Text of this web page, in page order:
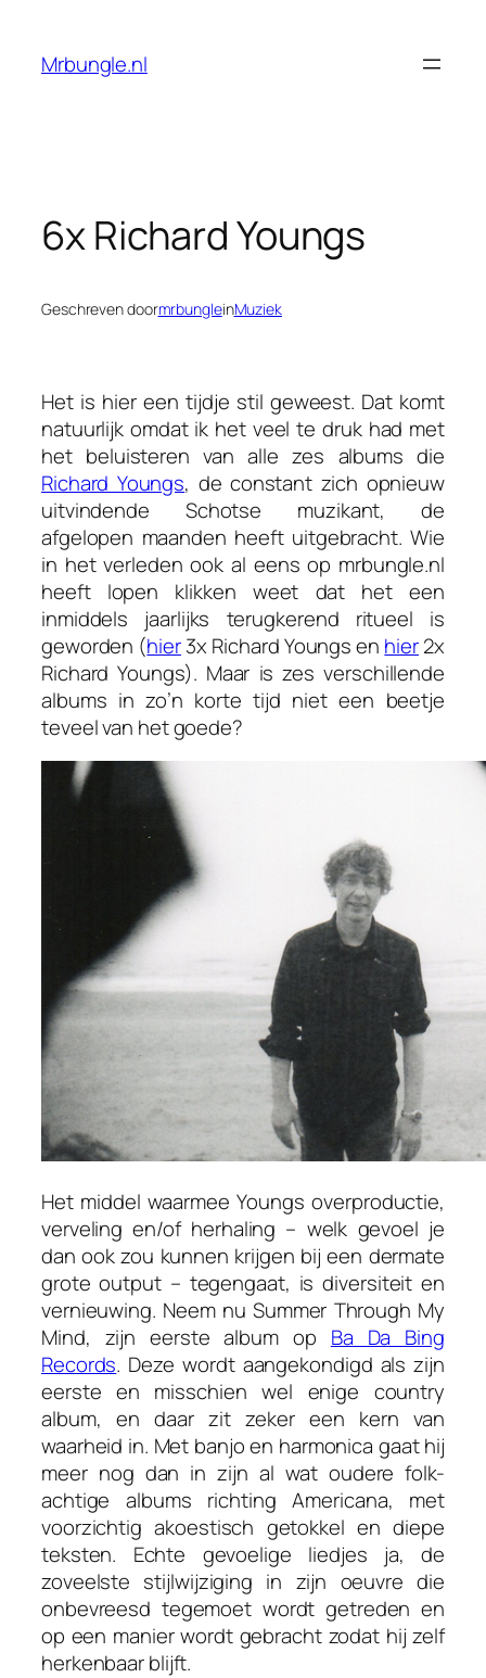
Mrbungle.nl
6x Richard Youngs
Geschreven doormrbungleinMuziek
Het is hier een tijdje stil geweest. Dat komt
natuurlijk omdat ik het veel te druk had met
het beluisteren van alle zes albums die
Richard Youngs, de constant zich opnieuw
uitvindende Schotse muzikant, de
afgelopen maanden heeft uitgebracht. Wie
in het verleden ook al eens op mrbungle.nl
heeft lopen klikken weet dat het een
inmiddels jaarlijks terugkerend ritueel is
geworden (hier3x Richard Youngs en hier2x
Richard Youngs). Maar is zes verschillende
albums in zo’n korte tijd niet een beetje
teveel van het goede?
Het middel waarmee Youngs overproductie,
verveling en/of herhaling – welk gevoel je
dan ook zou kunnen krijgen bij een dermate
grote output – tegengaat, is diversiteit en
vernieuwing. Neem nu Summer Through My
Mind, zijn eerste album op Ba Da Bing
Records. Deze wordt aangekondigd als zijn
eerste en misschien wel enige country
album, en daar zit zeker een kern van
waarheid in. Met banjo en harmonica gaat hij
meer nog dan in zijn al wat oudere folk-
achtige albums richting Americana, met
voorzichtig akoestisch getokkel en diepe
teksten. Echte gevoelige liedjes ja, de
zoveelste stijlwijziging in zijn oeuvre die
onbevreesd tegemoet wordt getreden en
op een manier wordt gebracht zodat hij zelf
herkenbaar blijft.